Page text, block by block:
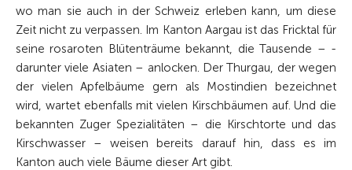
wo man sie auch in der Schweiz erleben kann, um diese
Zeit nicht zu ver­passen. Im Kanton Aargau ist das Fricktal für
seine rosaroten Blütenträume bekannt, die Tausende – ­
darunter viele Asiaten – anlocken. Der Thurgau, der wegen
der vielen Apfelbäume gern als Mostindien ­bezeichnet
wird, wartet ebenfalls mit vielen Kirschbäumen auf. Und die
bekannten Zuger Spezialitäten – die Kirschtorte und das
Kirschwasser – weisen bereits darauf hin, dass es im
Kanton auch viele Bäume dieser Art gibt.